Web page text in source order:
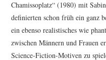
Chamissoplatz“ (1980) mit
definierten schon früh ein ganz
ein ebenso realistisches wie
zwischen Männern und Frauen
Science-Fiction-Motiven zu